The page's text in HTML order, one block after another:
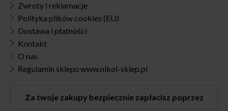
Zwroty i reklamacje
Polityka plików cookies (EU)
Dostawa i płatności
Kontakt
O nas
Regulamin sklepu www.nikol-sklep.pl
Za twoje zakupy bezpiecznie zapłacisz poprzez